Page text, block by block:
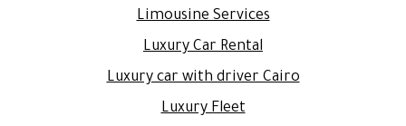
Limousine Services
Luxury Car Rental
Luxury car with driver Cairo
Luxury Fleet